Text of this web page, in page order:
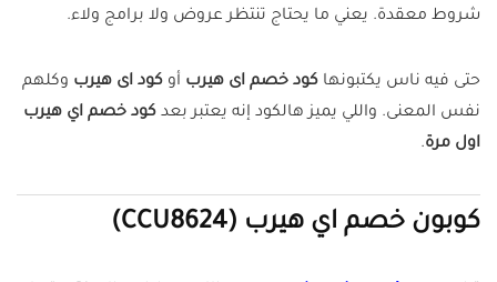
شروط معقدة. يعني ما يحتاج تنتظر عروض ولا برامج ولاء.
حتى فيه ناس يكتبونها كود خصم اى هيرب أو كود اى هيرب وكلهم
نفس المعنى. واللي يميز هالكود إنه يعتبر بعد كود خصم اي هيرب
اول مرة.
كوبون خصم اي هيرب (CCU8624)